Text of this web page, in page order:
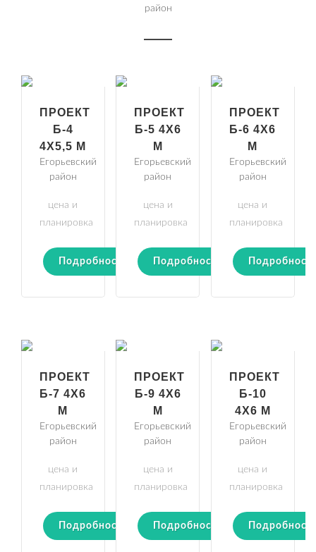
район
ПРОЕКТ
Б-4
4Х5,5 М
Егорьевский
район
цена и
планировка
Подробности
ПРОЕКТ
Б-5 4Х6
М
Егорьевский
район
цена и
планировка
Подробности
ПРОЕКТ
Б-6 4Х6
М
Егорьевский
район
цена и
планировка
ПРОЕКТ
Б-7 4Х6
М
Егорьевский
район
цена и
планировка
Подробности
ПРОЕКТ
Б-9 4Х6
М
Егорьевский
район
цена и
планировка
Подробности
ПРОЕКТ
Б-10
4Х6 М
Егорьевский
район
цена и
планировка